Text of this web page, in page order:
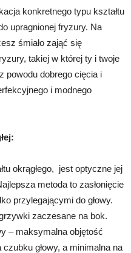
konkretnego typu kształtu
upragnionej fryzury. Na
śmiało zająć się
takiej w której ty i twoje
powodu dobrego cięcia i
i modnego
okrągłego, jest optyczne jej
metoda to zasłonięcie
przylegającymi do głowy.
zaczesane na bok.
– maksymalna objętość
głowy, a minimalna na